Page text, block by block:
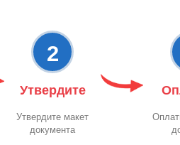
2
Утвердите
Утвердите макет
документа